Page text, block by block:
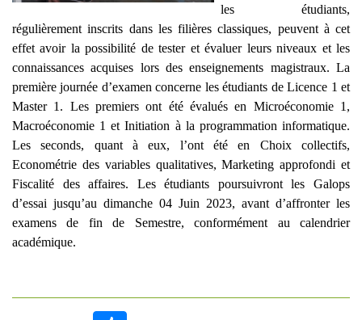
les étudiants,
régulièrement inscrits dans les filières classiques, peuvent à cet
effet avoir la possibilité de tester et évaluer leurs niveaux et les
connaissances acquises lors des enseignements magistraux. La
première journée d’examen concerne les étudiants de Licence 1 et
Master 1. Les premiers ont été évalués en Microéconomie 1,
Macroéconomie 1 et Initiation à la programmation informatique.
Les seconds, quant à eux, l’ont été en Choix collectifs,
Econométrie des variables qualitatives, Marketing approfondi et
Fiscalité des affaires. Les étudiants poursuivront les Galops
d’essai jusqu’au dimanche 04 Juin 2023, avant d’affronter les
examens de fin de Semestre, conformément au calendrier
académique.